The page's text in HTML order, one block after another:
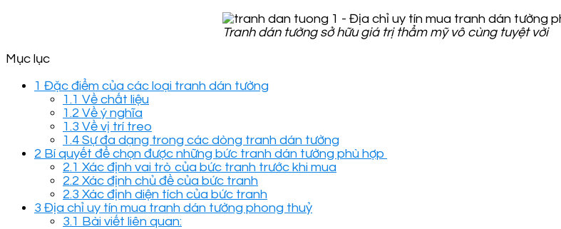
Tranh dán tường sở hữu giá trị thẩm mỹ vô cùng tuyệt vời
Mục lục
1 Đặc điểm của các loại tranh dán tường
1.1 Về chất liệu
1.2 Về ý nghĩa
1.3 Về vị trí treo
1.4 Sự đa dạng trong các dòng tranh dán tường
2 Bí quyết để chọn được những bức tranh dán tường phù hợp
2.1 Xác định vai trò của bức tranh trước khi mua
2.2 Xác định chủ đề của bức tranh
2.3 Xác định diện tích của bức tranh
3 Địa chỉ uy tín mua tranh dán tường phong thuỷ
3.1 Bài viết liên quan: